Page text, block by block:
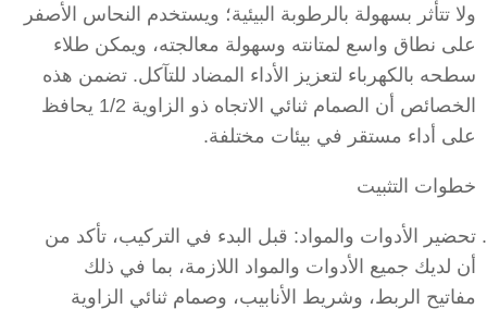
ولا تتأثر بسهولة بالرطوبة البيئية؛ ويستخدم النحاس الأصفر
على نطاق واسع لمتانته وسهولة معالجته، ويمكن طلاء
سطحه بالكهرباء لتعزيز الأداء المضاد للتآكل. تضمن هذه
الخصائص أن الصمام ثنائي الاتجاه ذو الزاوية 1/2 يحافظ
على أداء مستقر في بيئات مختلفة.
خطوات التثبيت
تحضير الأدوات والمواد: قبل البدء في التركيب، تأكد من
أن لديك جميع الأدوات والمواد اللازمة، بما في ذلك
مفاتيح الربط، وشريط الأنابيب، وصمام ثنائي الزاوية